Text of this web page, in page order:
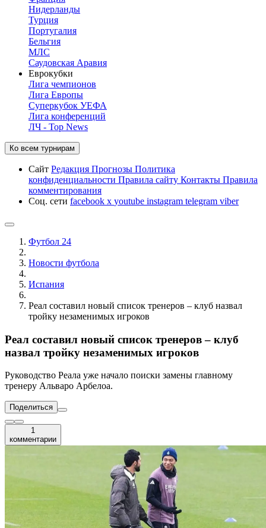
Нидерланды
Турция
Португалия
Бельгия
МЛС
Саудовская Аравия
Еврокубки
Лига чемпионов
Лига Европы
Суперкубок УЕФА
Лига конференций
ЛЧ - Top News
Ко всем турнирам
Сайт Редакция Прогнозы Политика
конфиденциальности Правила сайту Контакты Правила
комментирования
Соц. сети facebook x youtube instagram telegram viber
Футбол 24
Новости футбола
Испания
Реал составил новый список тренеров – клуб назвал
тройку незаменимых игроков
Реал составил новый список тренеров – клуб
назвал тройку незаменимых игроков
Руководство Реала уже начало поиски замены главному
тренеру Альваро Арбелоа.
Поделиться
1
комментарии